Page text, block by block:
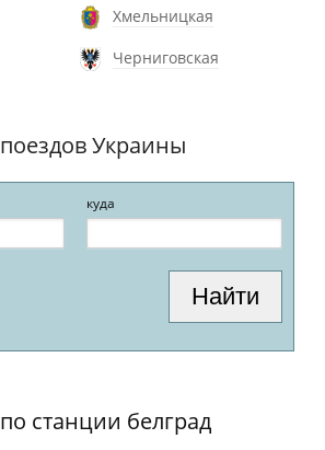
Хмельницкая
Черниговская
Украины
куда
станции белград